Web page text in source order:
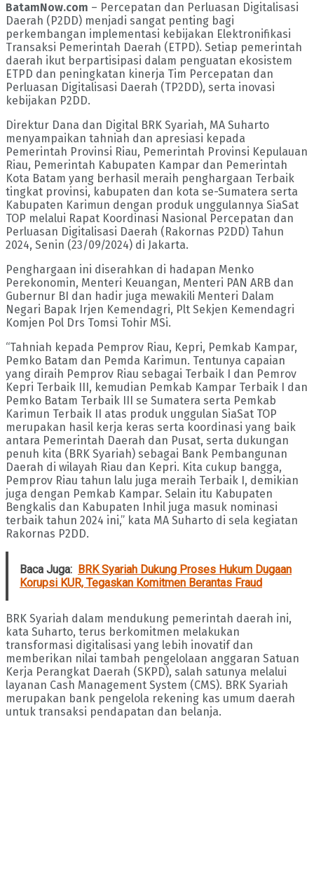
BatamNow.com – Percepatan dan Perluasan Digitalisasi
Daerah (P2DD) menjadi sangat penting bagi
perkembangan implementasi kebijakan Elektronifikasi
Transaksi Pemerintah Daerah (ETPD). Setiap pemerintah
daerah ikut berpartisipasi dalam penguatan ekosistem
ETPD dan peningkatan kinerja Tim Percepatan dan
Perluasan Digitalisasi Daerah (TP2DD), serta inovasi
kebijakan P2DD.
Direktur Dana dan Digital BRK Syariah, MA Suharto
menyampaikan tahniah dan apresiasi kepada
Pemerintah Provinsi Riau, Pemerintah Provinsi Kepulauan
Riau, Pemerintah Kabupaten Kampar dan Pemerintah
Kota Batam yang berhasil meraih penghargaan Terbaik
tingkat provinsi, kabupaten dan kota se-Sumatera serta
Kabupaten Karimun dengan produk unggulannya SiaSat
TOP melalui Rapat Koordinasi Nasional Percepatan dan
Perluasan Digitalisasi Daerah (Rakornas P2DD) Tahun
2024, Senin (23/09/2024) di Jakarta.
Penghargaan ini diserahkan di hadapan Menko
Perekonomin, Menteri Keuangan, Menteri PAN ARB dan
Gubernur BI dan hadir juga mewakili Menteri Dalam
Negari Bapak Irjen Kemendagri, Plt Sekjen Kemendagri
Komjen Pol Drs Tomsi Tohir MSi.
“Tahniah kepada Pemprov Riau, Kepri, Pemkab Kampar,
Pemko Batam dan Pemda Karimun. Tentunya capaian
yang diraih Pemprov Riau sebagai Terbaik I dan Pemrov
Kepri Terbaik III, kemudian Pemkab Kampar Terbaik I dan
Pemko Batam Terbaik III se Sumatera serta Pemkab
Karimun Terbaik II atas produk unggulan SiaSat TOP
merupakan hasil kerja keras serta koordinasi yang baik
antara Pemerintah Daerah dan Pusat, serta dukungan
penuh kita (BRK Syariah) sebagai Bank Pembangunan
Daerah di wilayah Riau dan Kepri. Kita cukup bangga,
Pemprov Riau tahun lalu juga meraih Terbaik I, demikian
juga dengan Pemkab Kampar. Selain itu Kabupaten
Bengkalis dan Kabupaten Inhil juga masuk nominasi
terbaik tahun 2024 ini,” kata MA Suharto di sela kegiatan
Rakornas P2DD.
Baca Juga: BRK Syariah Dukung Proses Hukum Dugaan
Korupsi KUR, Tegaskan Komitmen Berantas Fraud
BRK Syariah dalam mendukung pemerintah daerah ini,
kata Suharto, terus berkomitmen melakukan
transformasi digitalisasi yang lebih inovatif dan
memberikan nilai tambah pengelolaan anggaran Satuan
Kerja Perangkat Daerah (SKPD), salah satunya melalui
layanan Cash Management System (CMS). BRK Syariah
merupakan bank pengelola rekening kas umum daerah
untuk transaksi pendapatan dan belanja.